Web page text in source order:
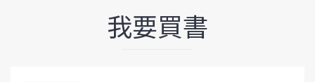
我要買書